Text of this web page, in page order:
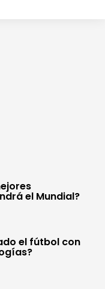
el Mundial?
el fútbol con